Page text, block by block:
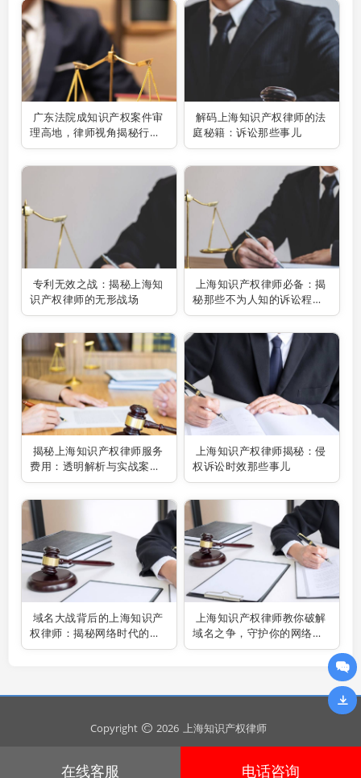
广东法院成知识产权案件审
理高地，律师视角揭秘行业
新风向
解码上海知识产权律师的法
庭秘籍：诉讼那些事儿
专利无效之战：揭秘上海知
识产权律师的无形战场
上海知识产权律师必备：揭
秘那些不为人知的诉讼程序
秘密！
揭秘上海知识产权律师服务
费用：透明解析与实战案例
分享
上海知识产权律师揭秘：侵
权诉讼时效那些事儿
域名大战背后的上海知识产
权律师：揭秘网络时代的护
法使者
上海知识产权律师教你破解
域名之争，守护你的网络家
园！
Copyright 2026 上海知识产权律师
沪ICP备2024092023号 安全运行894天
在线客服 电话咨询